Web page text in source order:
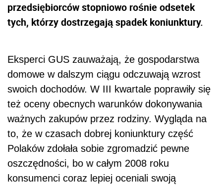
przedsiębiorców stopniowo rośnie odsetek
tych, którzy dostrzegają spadek koniunktury.
Eksperci GUS zauważają, że gospodarstwa
domowe w dalszym ciągu odczuwają wzrost
swoich dochodów. W III kwartale poprawiły się
też oceny obecnych warunków dokonywania
ważnych zakupów przez rodziny. Wygląda na
to, że w czasach dobrej koniunktury część
Polaków zdołała sobie zgromadzić pewne
oszczędności, bo w całym 2008 roku
konsumenci coraz lepiej oceniali swoją